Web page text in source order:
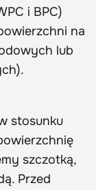
i BPC)
na
lub
stosunku
szczotką,
Przed